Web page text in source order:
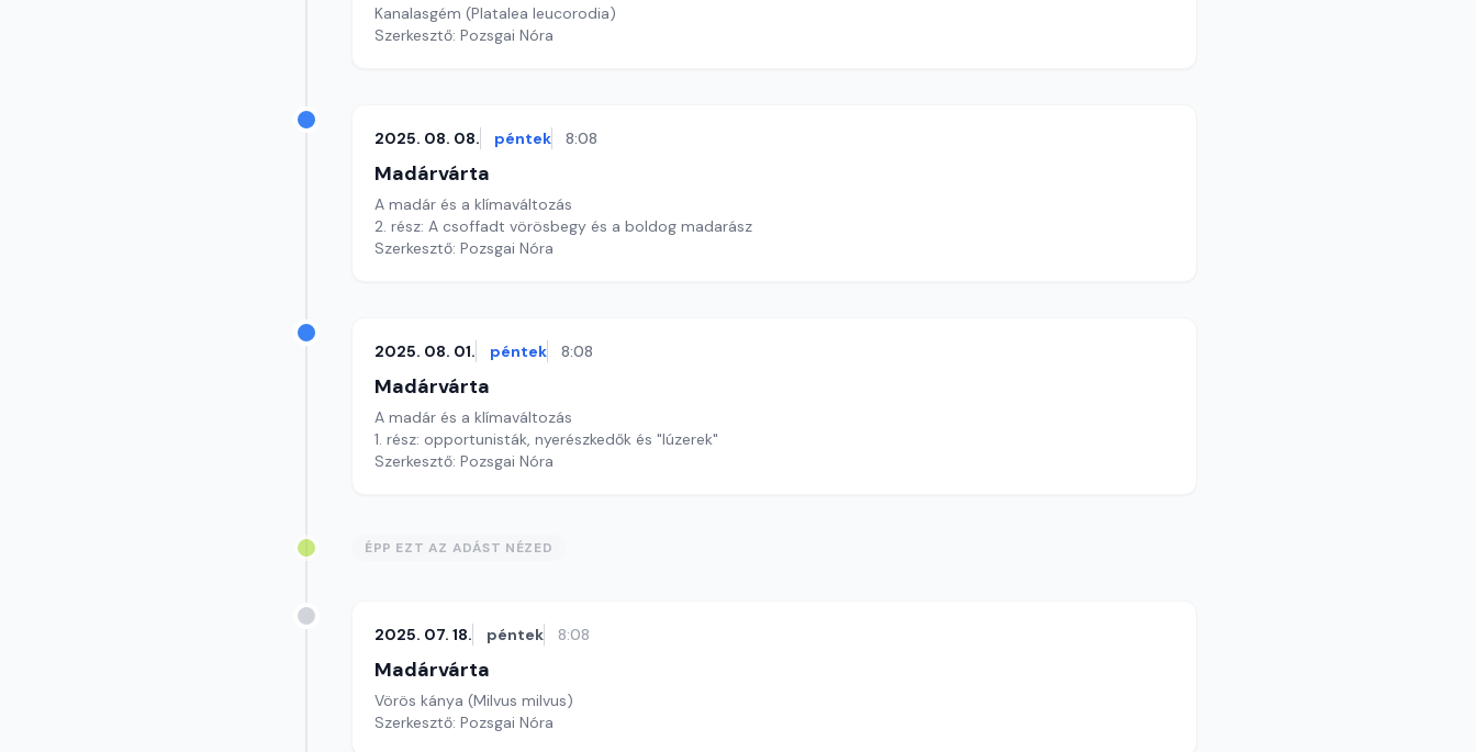
Kanalasgém (Platalea leucorodia)
Szerkesztő: Pozsgai Nóra
2025. 08. 08. péntek 8:08
Madárvárta
A madár és a klímaváltozás
2. rész: A csoffadt vörösbegy és a boldog madarász
Szerkesztő: Pozsgai Nóra
2025. 08. 01. péntek 8:08
Madárvárta
A madár és a klímaváltozás
1. rész: opportunisták, nyerészkedők és "lúzerek"
Szerkesztő: Pozsgai Nóra
ÉPP EZT AZ ADÁST NÉZED
2025. 07. 18. péntek 8:08
Madárvárta
Vörös kánya (Milvus milvus)
Szerkesztő: Pozsgai Nóra